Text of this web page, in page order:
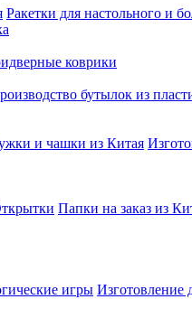
Ракетки для настольного и
коврики
бутылок из
и чашки из Китая
Папки на заказ из
игры Изготовление